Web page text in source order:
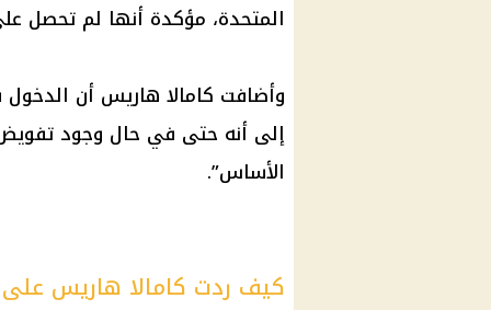
المتحدة، مؤكدة أنها لم تحصل
وأضافت كامالا هاريس أن
إلى أنه حتى في حال وجود
الأساس”.
كيف ردت كامالا هاريس